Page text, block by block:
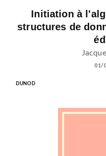
Initiation à
structures de
01/
DUNOD